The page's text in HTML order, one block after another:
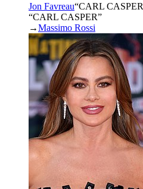
Jon Favreau“CARL CASPER
“CARL CASPER”
→Massimo Rossi